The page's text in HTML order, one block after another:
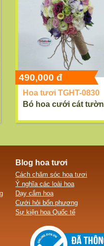
Hoa tươi TGHT-0830
Bó hoa cưới cát
490,000 đ
Blog hoa tươi
Cách chăm sóc hoa tươi
Ý nghĩa các loài hoa
Dạy cắm hoa
Cưới hỏi bốn phương
Sự kiện hoa Quốc tế